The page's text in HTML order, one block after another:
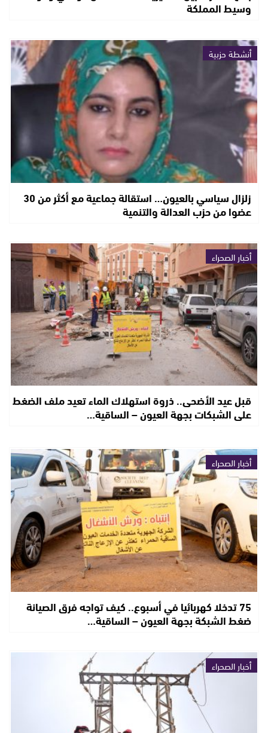
وسيط المملكة
أنشطة حزبية
زلزال سياسي بالعيون… استقالة جماعية مع أكثر من 30
عضوا من حزب العدالة والتنمية
أخبار الصحراء
قبل عيد الأضحى.. ذروة استهلاك الماء تعيد ملف الضغط
على الشبكات بجهة العيون – الساقية…
أخبار الصحراء
75 تدخلا كهربائيا في أسبوع.. كيف تواجه فرق الصيانة
ضغط الشبكة بجهة العيون – الساقية…
أخبار الصحراء